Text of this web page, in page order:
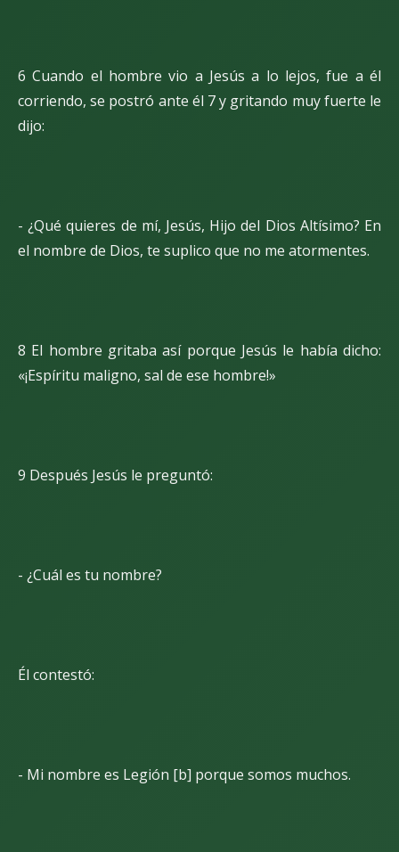
6 Cuando el hombre vio a Jesús a lo lejos, fue a él
corriendo, se postró ante él 7 y gritando muy fuerte le
dijo:
- ¿Qué quieres de mí, Jesús, Hijo del Dios Altísimo? En
el nombre de Dios, te suplico que no me atormentes.
8 El hombre gritaba así porque Jesús le había dicho:
«¡Espíritu maligno, sal de ese hombre!»
9 Después Jesús le preguntó:
- ¿Cuál es tu nombre?
Él contestó:
- Mi nombre es Legión [b] porque somos muchos.